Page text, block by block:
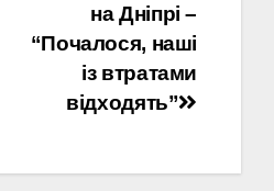
на Дніпрі –
“Почалося, наші
із втратами
відходять”